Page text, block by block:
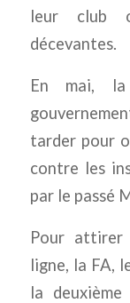
leur club
décevantes.
En mai,
tarder pour
contre les
par le passé
Pour attirer
ligne, la FA,
la